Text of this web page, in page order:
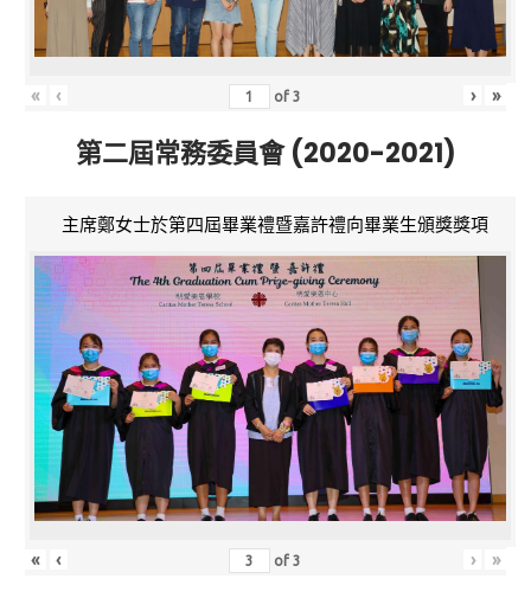
« ‹ of3 › »
第二屆常務委員會 (2020-2021)
主席鄭女士於第四屆畢業禮暨嘉許禮向畢業生頒獎獎項
« ‹ of3 › »